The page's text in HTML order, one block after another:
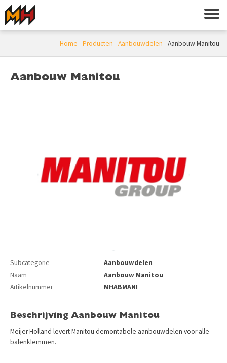
Home -Producten -Aanbouwdelen -Aanbouw Manitou
Aanbouw Manitou
Subcategorie
Aanbouwdelen
Naam
Aanbouw Manitou
Artikelnummer
MHABMANI
Beschrijving Aanbouw Manitou
Meijer Holland levert Manitou demontabele aanbouwdelen voor alle
balenklemmen.